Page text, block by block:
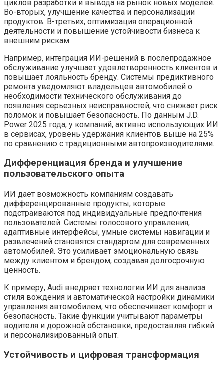
циклов разработки и вывода на рынок новых моделей.
Во-вторых, улучшение качества и персонализации
продуктов. В-третьих, оптимизация операционной
деятельности и повышение устойчивости бизнеса к
внешним рискам.
Например, интеграция ИИ-решений в послепродажное
обслуживание улучшает удовлетворенность клиентов и
повышает лояльность бренду. Системы предиктивного
ремонта уведомляют владельцев автомобилей о
необходимости технического обслуживания до
появления серьезных неисправностей, что снижает риск
поломок и повышает безопасность. По данным J.D.
Power 2025 года, у компаний, активно использующих ИИ
в сервисах, уровень удержания клиентов выше на 25%
по сравнению с традиционными автопроизводителями.
Дифференциация бренда и улучшение
пользовательского опыта
ИИ дает возможность компаниям создавать
дифференцированные продукты, которые
подстраиваются под индивидуальные предпочтения
пользователей. Системы голосового управления,
адаптивные интерфейсы, умные системы навигации и
развлечений становятся стандартом для современных
автомобилей. Это усиливает эмоциональную связь
между клиентом и брендом, создавая долгосрочную
ценность.
К примеру, Audi внедряет технологии ИИ для анализа
стиля вождения и автоматической настройки динамики
управления автомобилем, что обеспечивает комфорт и
безопасность. Такие функции учитывают параметры
водителя и дорожной обстановки, предоставляя гибкий
и персонализированный опыт.
Устойчивость и цифровая трансформация